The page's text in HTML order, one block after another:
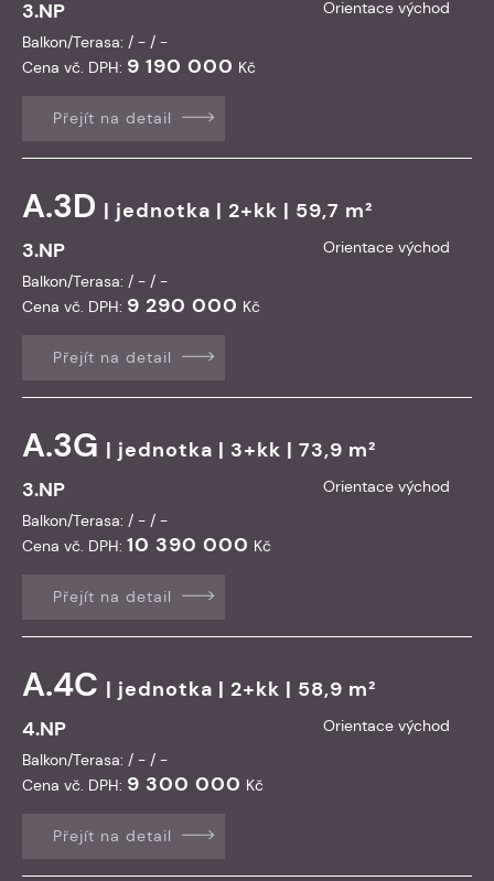
3.NP
Orientace východ
Balkon/Terasa: / - / -
Cena vč. DPH: 9 190 000 Kč
Přejít na detail
A.3D | jednotka | 2+kk | 59,7 m²
3.NP
Orientace východ
Balkon/Terasa: / - / -
Cena vč. DPH: 9 290 000 Kč
Přejít na detail
A.3G | jednotka | 3+kk | 73,9 m²
3.NP
Orientace východ
Balkon/Terasa: / - / -
Cena vč. DPH: 10 390 000 Kč
Přejít na detail
A.4C | jednotka | 2+kk | 58,9 m²
4.NP
Orientace východ
Balkon/Terasa: / - / -
Cena vč. DPH: 9 300 000 Kč
Přejít na detail